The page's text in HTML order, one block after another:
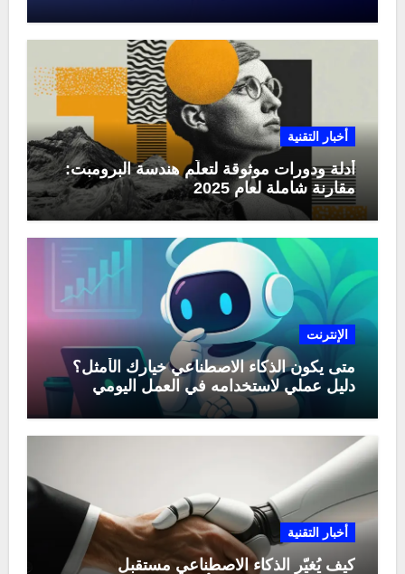
أخبار التقنية
أدلة ودورات موثوقة لتعلّم هندسة البرومبت:
مقارنة شاملة لعام 2025
الإنترنت
متى يكون الذكاء الاصطناعي خيارك الأمثل؟
دليل عملي لاستخدامه في العمل اليومي
أخبار التقنية
كيف يُغيّر الذكاء الاصطناعي مستقبل